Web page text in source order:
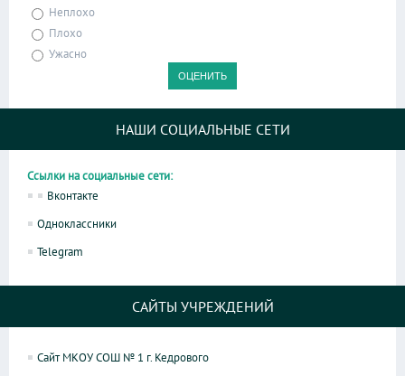
Неплохо
Плохо
Ужасно
НАШИ СОЦИАЛЬНЫЕ СЕТИ
Ссылки на социальные сети:
Вконтакте
Одноклассники
Telegram
САЙТЫ УЧРЕЖДЕНИЙ
Сайт МКОУ СОШ № 1 г. Кедрового